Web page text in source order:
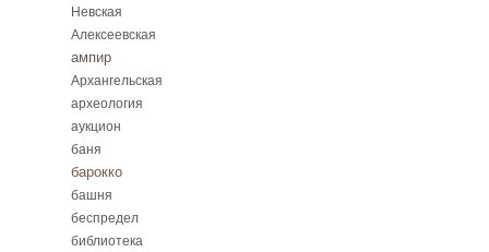
Невская
Алексеевская
ампир
Архангельская
археология
аукцион
баня
барокко
башня
беспредел
библиотека